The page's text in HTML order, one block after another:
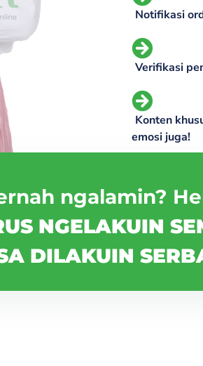
Notifikasi
Verifikasi
Konten
emosi juga!
ngalamin?
NGELAKUIN
DILAKUIN